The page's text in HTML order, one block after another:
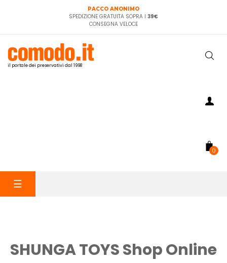
PACCO ANONIMO
SPEDIZIONE GRATUITA SOPRA I 39€
CONSEGNA VELOCE
il portale dei preservativi dal 1998
0
navigazione
☰
SHUNGA TOYS Shop Online